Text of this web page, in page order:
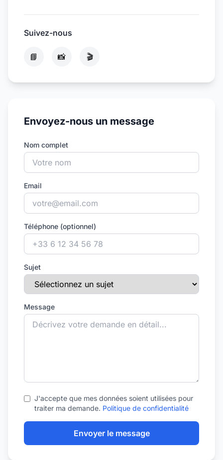
Suivez-nous
📘 📸 🎬
Envoyez-nous un message
Nom complet
Email
Téléphone (optionnel)
Sujet
Message
J'accepte que mes données soient utilisées pour
traiter ma demande. Politique de confidentialité
Envoyer le message